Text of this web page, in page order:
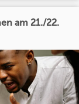
am 21./22.